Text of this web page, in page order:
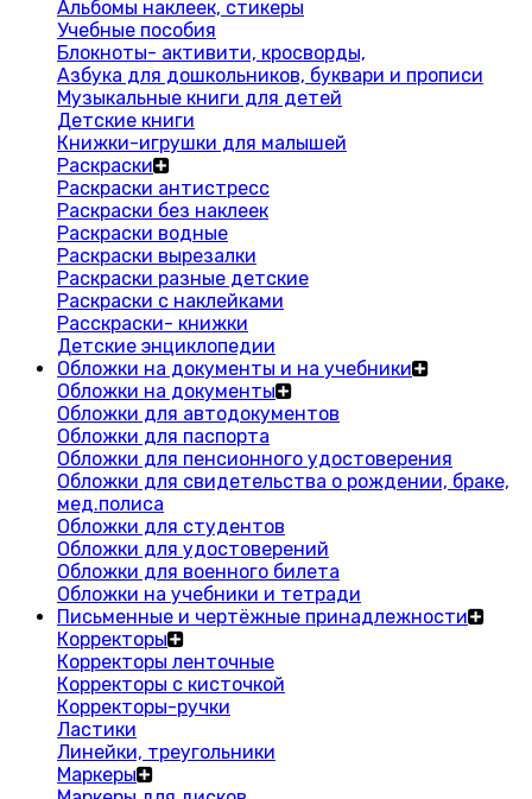
Альбомы наклеек, стикеры
Учебные пособия
Блокноты- активити, кросворды,
Азбука для дошкольников, буквари и прописи
Музыкальные книги для детей
Детские книги
Книжки-игрушки для малышей
Раскраски
Раскраски антистресс
Раскраски без наклеек
Раскраски водные
Раскраски вырезалки
Раскраски разные детские
Раскраски с наклейками
Расскраски- книжки
Детские энциклопедии
Обложки на документы и на учебники
Обложки на документы
Обложки для автодокументов
Обложки для паспорта
Обложки для пенсионного удостоверения
Обложки для свидетельства о рождении, браке,
мед.полиса
Обложки для студентов
Обложки для удостоверений
Обложки для военного билета
Обложки на учебники и тетради
Письменные и чертёжные принадлежности
Корректоры
Корректоры ленточные
Корректоры с кисточкой
Корректоры-ручки
Ластики
Линейки, треугольники
Маркеры